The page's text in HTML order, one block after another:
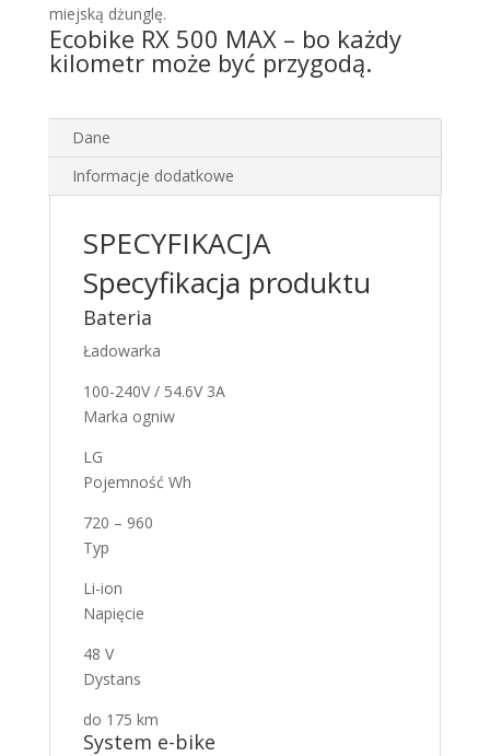
miejską dżunglę.
Ecobike RX 500 MAX – bo każdy
kilometr może być przygodą.
Dane
Informacje dodatkowe
SPECYFIKACJA
Specyfikacja produktu
Bateria
Ładowarka
100-240V / 54.6V 3A
Marka ogniw
LG
Pojemność Wh
720 – 960
Typ
Li-ion
Napięcie
48 V
Dystans
do 175 km
System e-bike